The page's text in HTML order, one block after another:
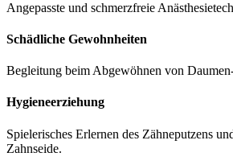
Angepasste und schmerzfreie
Schädliche Gewohnheiten
Begleitung beim Abgewöhnen von
Hygieneerziehung
Spielerisches Erlernen des Zähneputzens
Zahnseide.